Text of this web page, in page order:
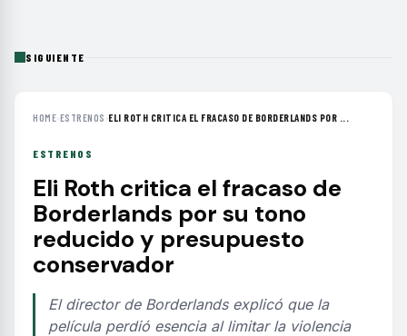
SIGUIENTE
HOME›ESTRENOS ›ELI ROTH CRITICA EL FRACASO DE BORDERLANDS POR ...
ESTRENOS
Eli Roth critica el fracaso de
Borderlands por su tono
reducido y presupuesto
conservador
El director de Borderlands explicó que la
película perdió esencia al limitar la violencia